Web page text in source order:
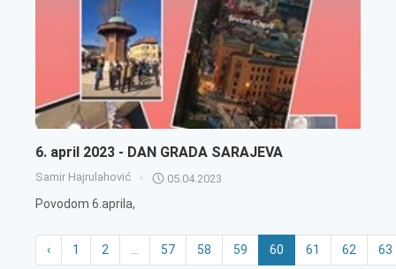
6. april 2023 - DAN GRADA SARAJEVA
Samir Hajrulahović 05.04.2023
Povodom 6.aprila,
‹ 1 2 ... 57 58 59 60 61 62 63